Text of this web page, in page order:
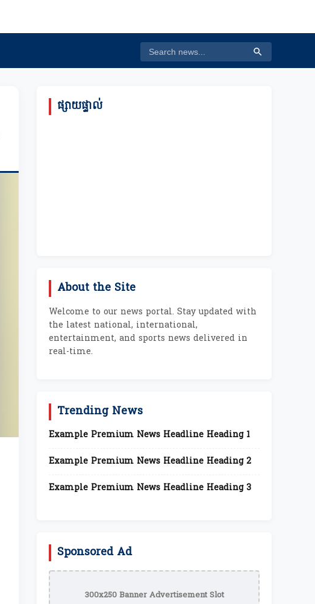
ផ្សាយផ្ទាល់
About the Site
Welcome to our news portal. Stay updated with
the latest national, international,
entertainment, and sports news delivered in
real-time.
Trending News
Example Premium News Headline Heading 1
Example Premium News Headline Heading 2
Example Premium News Headline Heading 3
Sponsored Ad
300x250 Banner Advertisement Slot